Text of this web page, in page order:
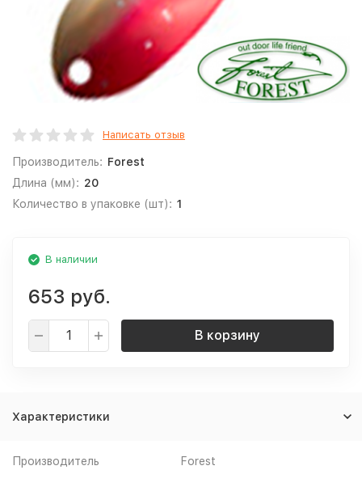
Написать отзыв
Производитель: Forest
Длина (мм): 20
Количество в упаковке (шт): 1
В наличии
653 руб.
В корзину
Характеристики
Производитель Forest